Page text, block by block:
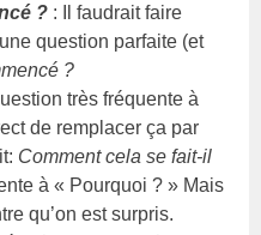
? : Il faudrait faire
question parfaite (et
?
très fréquente à
de remplacer ça par
Comment cela se fait-il
à « Pourquoi ? » Mais
qu’on est surpris.